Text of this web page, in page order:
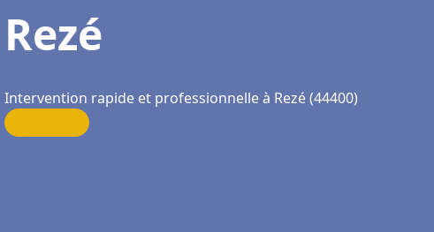
Rezé
Intervention rapide et professionnelle à Rezé (44400)